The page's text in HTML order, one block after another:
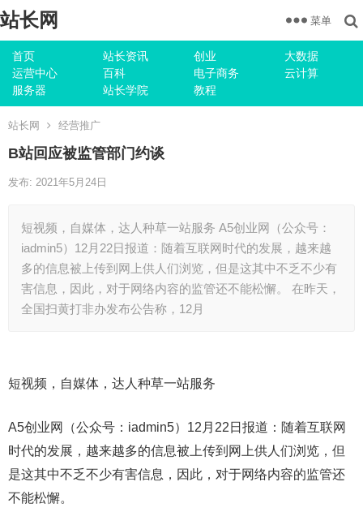
站长网
首页 站长资讯 创业
大数据
运营中心
百科 电子商务
云计算
服务器
站长学院 教程
菜单
站长网 经营推广
B站回应被监管部门约谈
发布: 2021年5月24日
短视频，自媒体，达人种草一站服务 A5创业网（公众号：
iadmin5）12月22日报道：随着互联网时代的发展，越来越
多的信息被上传到网上供人们浏览，但是这其中不乏不少有
害信息，因此，对于网络内容的监管还不能松懈。 在昨天，
全国扫黄打非办发布公告称，12月
短视频，自媒体，达人种草一站服务
A5创业网（公众号：iadmin5）12月22日报道：随着互联网
时代的发展，越来越多的信息被上传到网上供人们浏览，但
是这其中不乏不少有害信息，因此，对于网络内容的监管还
不能松懈。